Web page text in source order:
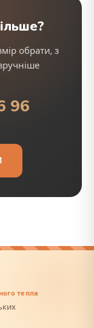
обрати, з
96
тепла